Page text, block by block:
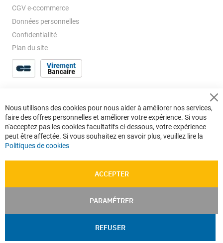
CGV e-ccommerce
Données personnelles
Confidentialité
Plan du site
Nous utilisons des cookies pour nous aider à améliorer nos services,
faire des offres personnelles et améliorer votre expérience. Si vous
n'acceptez pas les cookies facultatifs ci-dessous, votre expérience
peut être affectée. Si vous souhaitez en savoir plus, veuillez lire la
Politiques de cookies
ACCEPTER
PARAMÉTRER
REFUSER